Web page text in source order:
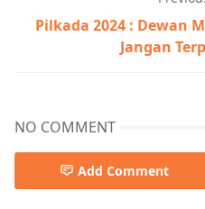
Pilkada 2024 : Dewan
Jangan
NO COMMENT
Add Comment